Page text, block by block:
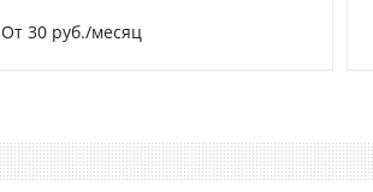
От 30 руб./месяц